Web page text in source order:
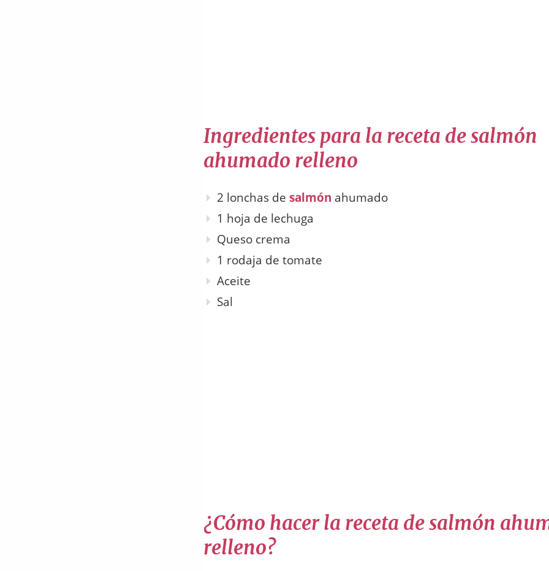
Ingredientes para la receta de salmón
ahumado relleno
2 lonchas de salmón ahumado
1 hoja de lechuga
Queso crema
1 rodaja de tomate
Aceite
Sal
¿Cómo hacer la receta de salmón
relleno?